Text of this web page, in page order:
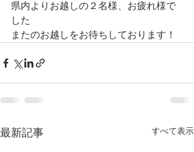
県内よりお越しの２名様、お疲れ様で
した
またのお越しをお待ちしております！
最新記事 すべて表示